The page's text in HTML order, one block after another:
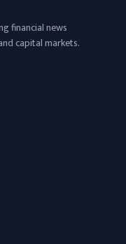
financial news
capital markets.